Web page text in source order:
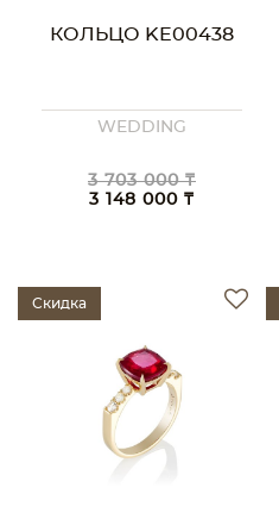
КОЛЬЦО KE00438
WEDDING
3 703 000 ₸
3 148 000 ₸
Скидка